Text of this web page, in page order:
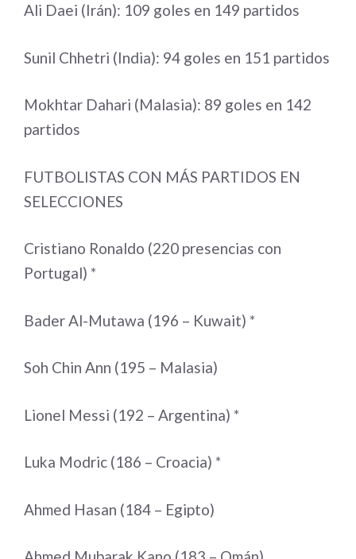
Ali Daei (Irán): 109 goles en 149 partidos
Sunil Chhetri (India): 94 goles en 151 partidos
Mokhtar Dahari (Malasia): 89 goles en 142
partidos
FUTBOLISTAS CON MÁS PARTIDOS EN
SELECCIONES
Cristiano Ronaldo (220 presencias con
Portugal) *
Bader Al-Mutawa (196 – Kuwait) *
Soh Chin Ann (195 – Malasia)
Lionel Messi (192 – Argentina) *
Luka Modric (186 – Croacia) *
Ahmed Hasan (184 – Egipto)